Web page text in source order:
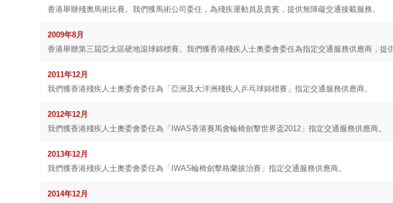
香港舉辦殘奧馬術比賽。我們獲馬術公司委任，為殘疾運動員及貴賓，提供無障礙交通接載服務。
2009年8月
香港舉辦第三屆亞太區硬地滾球錦標賽。我們獲香港殘疾人士奧委會委任為指定交通服務供應商，提
2011年12月
我們獲香港殘疾人士奧委會委任為「亞洲及大洋洲殘疾人乒乓球錦標賽」指定交通服務供應商。
2012年12月
我們獲香港殘疾人士奧委會委任為「 IWAS香港賽馬會輪椅劍擊世界盃2012 」指定交通服務供應商。
2013年12月
我們獲香港殘疾人士奧委會委任為「 IWAS輪椅劍擊格蘭披治賽」指定交通服務供應商。
2014年12月